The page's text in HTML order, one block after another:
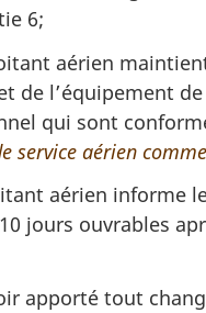
6;
aérien
de l’équipement
qui sont
service aérien
aérien informe
jours ouvrables
apporté tout